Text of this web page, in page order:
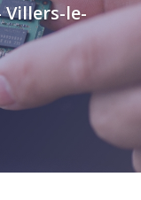
Villers-le-